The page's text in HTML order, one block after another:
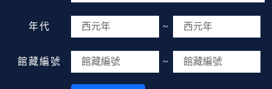
年代 ~
館藏編號 ~